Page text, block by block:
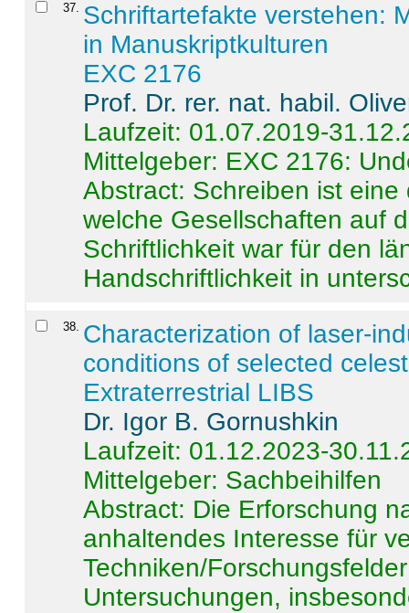
37. Schriftartefakte verstehen:
in Manuskriptkulturen
EXC 2176
Prof. Dr. rer. nat. habil.
Laufzeit: 01.07.2019-
Mittelgeber: EXC 2176:
Abstract: Schreiben ist
welche Gesellschaften auf
Schriftlichkeit war für den
Handschriftlichkeit in
38. Characterization of laser-
conditions of selected
Extraterrestrial LIBS
Dr. Igor B. Gornushkin
Laufzeit: 01.12.2023-
Mittelgeber: Sachbeihilfen
Abstract: Die Erforschung
anhaltendes Interesse für
Techniken/
Untersuchungen,